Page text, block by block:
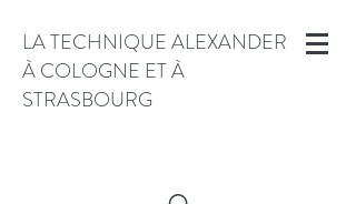
LA TECHNIQUE ALEXANDER
À COLOGNE ET À
STRASBOURG